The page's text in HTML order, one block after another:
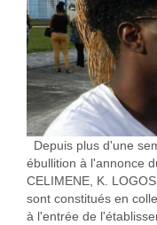
Depuis plus d'une
ébullition à l'annonce
CELIMENE, K.
sont constitués en
à l'entrée de